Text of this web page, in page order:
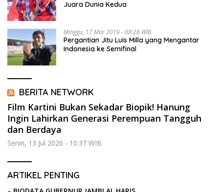
Juara Dunia Kedua
Minggu, 17 Mar 2019 - 08:28 WIB
Pergantian Jitu Luis Milla yang Mengantar
Indonesia ke Semifinal
BERITA NETWORK
Film Kartini Bukan Sekadar Biopik! Hanung
Ingin Lahirkan Generasi Perempuan Tangguh
dan Berdaya
Senin, 13 Jul 2026 - 10:37 WIB
ARTIKEL PENTING